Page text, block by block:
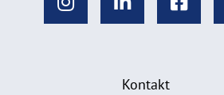
Kontakt